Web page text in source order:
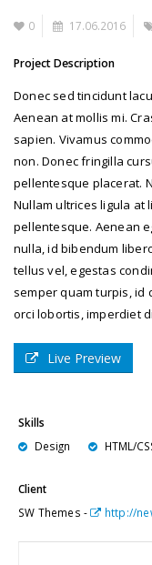
0 17.06.2016
Project Description
Donec sed tincidunt
Aenean at mollis mi.
sapien. Vivamus
non. Donec fringilla
pellentesque placerat.
Nullam ultrices ligula at
pellentesque. Aenean
nulla, id bibendum
tellus vel, egestas
semper quam turpis, id
orci lobortis, imperdiet
Live Preview
Skills
Design
HTML/
Client
SW Themes -
http://